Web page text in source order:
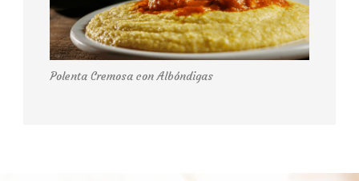
Polenta Cremosa con Albóndigas